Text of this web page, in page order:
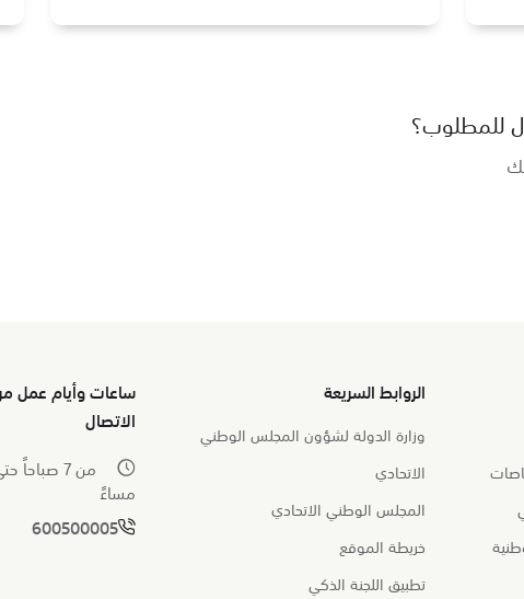
للمطلوب؟
الروابط السريعة
وزارة الدولة لشؤون المجلس الوطني
الاتحادي
المجلس الوطني الاتحادي
خريطة الموقع
تطبيق اللجنة الذكي
ساعات وأيام عمل
الاتصال
مساءً
600500005